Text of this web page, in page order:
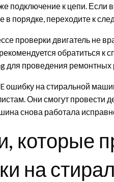
подключение к цепи. Если
в порядке, переходите к
проверки двигатель не
обратиться к
для проведения ремонтных
ошибку на стиральной
Они смогут провести
снова работала
которые
на